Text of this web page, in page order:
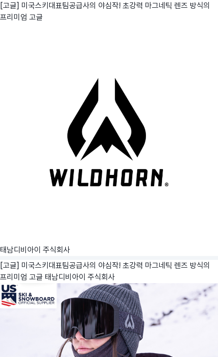
[고글] 미국스키대표팀공급사의 야심작! 초강력 마그네틱 렌즈 방식의
프리미엄 고글
태남디비아이 주식회사
[고글] 미국스키대표팀공급사의 야심작! 초강력 마그네틱 렌즈 방식의
프리미엄 고글 태남디비아이 주식회사